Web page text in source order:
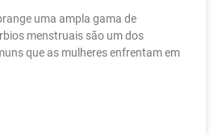
uma ampla gama de
menstruais são um dos
que as mulheres enfrentam em